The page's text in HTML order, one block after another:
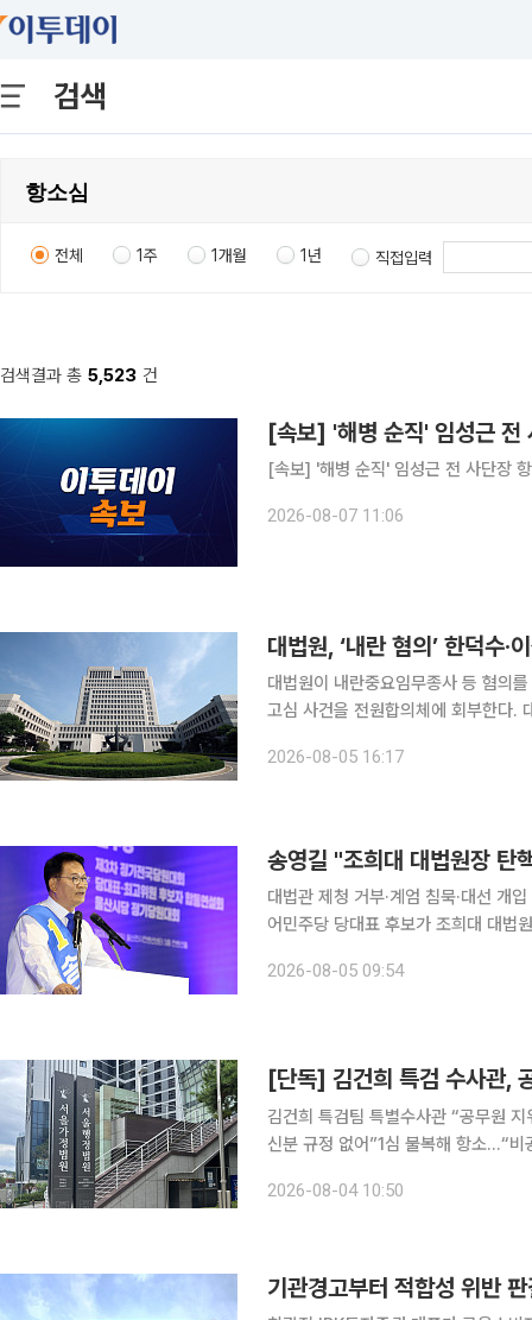
검색
전체 1주 1개월 1년 직접입력
검색결과 총 5,523 건
[속보] '해병 순직' 임성근 전
[속보] '해병 순직' 임성근 전 사단
2026-08-07 11:06
대법원, ‘내란 혐의’ 한덕수·
대법원이 내란중요임무종사 등 혐의
고심 사건을 전원합의체에 회부한다. 대법원은 한 전 총리와 이 전 장관의 사건은 국민적 관심도가
또 두 사건의 피고인들이 공범관계여
2026-08-05 16:17
송영길 "조희대 대법원장 탄
대법관 제청 거부·계엄 침묵·대선 개입 지
어민주당 당대표 후보가 조희대 대법원장
탄핵을 추진하겠다”고 말했다. 그러
2026-08-05 09:54
김건희 특검팀 특별수사관 “공무원
신분 규정 없어”1심 불복해 항소…“비공무원 지위 문제
소송에서 패소했다. 법원은 특검법이
2026-08-04 10:50